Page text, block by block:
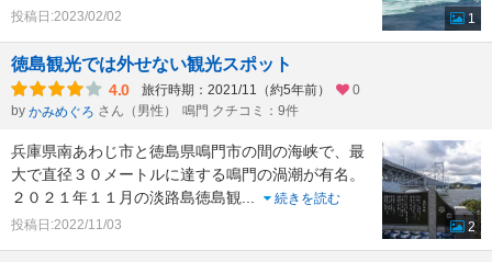
投稿日:2023/02/02
1
徳島観光では外せない観光スポット
4.0 旅行時期：2021/11（約5年前）
0
by かみめぐろ さん（男性） 鳴門 クチコミ：9件
兵庫県南あわじ市と徳島県鳴門市の間の海峡で、最
大で直径３０メートルに達する鳴門の渦潮が有名。
２０２１年１１月の淡路島徳島観...
続きを読む
投稿日:2022/11/03
2